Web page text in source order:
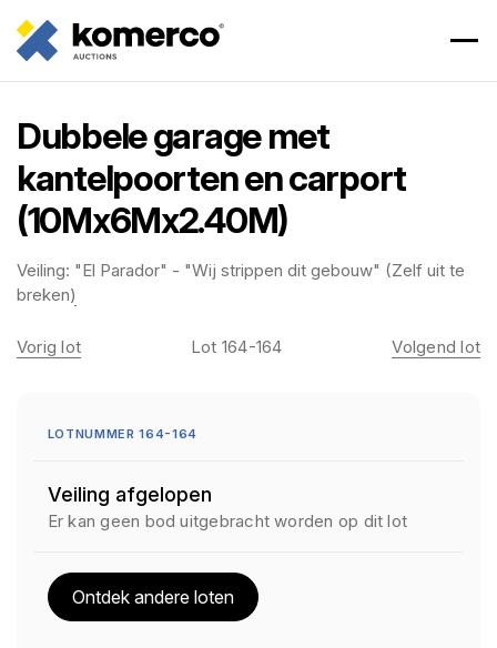
Dubbele garage met
kantelpoorten en carport
(10Mx6Mx2.40M)
Veiling: "El Parador" - "Wij strippen dit gebouw" (Zelf uit te
breken)
Vorig lot Lot 164-164 Volgend lot
LOTNUMMER 164-164
Veiling afgelopen
Er kan geen bod uitgebracht worden op dit lot
Ontdek andere loten